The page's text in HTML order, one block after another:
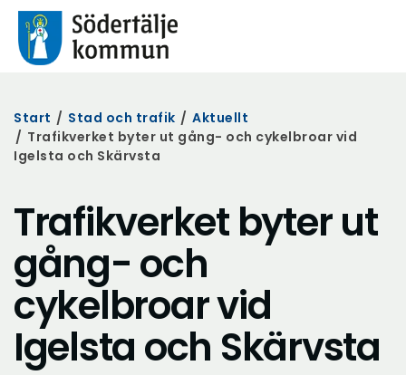
Start / Stad och trafik / Aktuellt
/ Trafikverket byter ut gång- och cykelbroar vid
Igelsta och Skärvsta
Trafikverket byter ut
gång- och
cykelbroar vid
Igelsta och Skärvsta